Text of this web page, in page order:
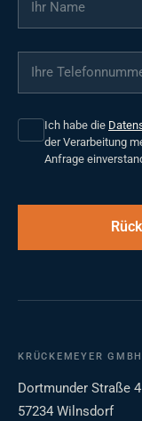
Ihre
Ich habe die
der Verarbeitung
Anfrage
KRÜCKEMEYER GMBH
Dortmunder Straße 4
57234 Wilnsdorf